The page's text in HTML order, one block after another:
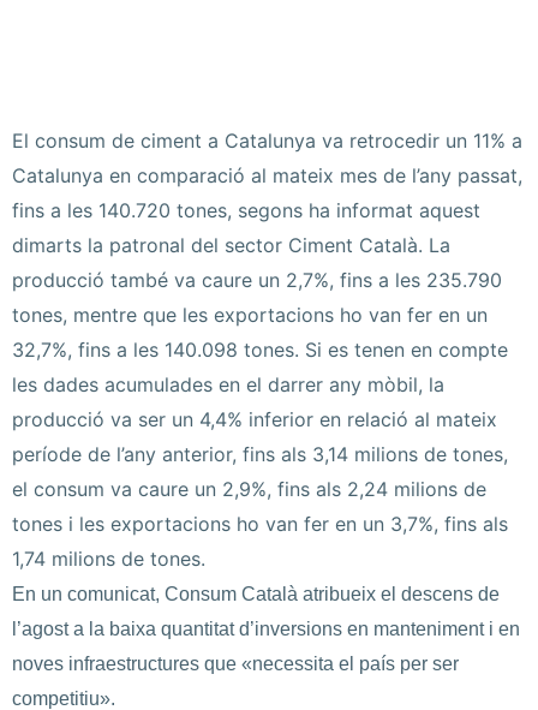
El consum de ciment a Catalunya va retrocedir un 11% a
Catalunya en comparació al mateix mes de l’any passat,
fins a les 140.720 tones, segons ha informat aquest
dimarts la patronal del sector Ciment Català. La
producció també va caure un 2,7%, fins a les 235.790
tones, mentre que les exportacions ho van fer en un
32,7%, fins a les 140.098 tones. Si es tenen en compte
les dades acumulades en el darrer any mòbil, la
producció va ser un 4,4% inferior en relació al mateix
període de l’any anterior, fins als 3,14 milions de tones,
el consum va caure un 2,9%, fins als 2,24 milions de
tones i les exportacions ho van fer en un 3,7%, fins als
1,74 milions de tones.
En un comunicat, Consum Català atribueix el descens de
l’agost a la baixa quantitat d’inversions en manteniment i en
noves infraestructures que «necessita el país per ser
competitiu».